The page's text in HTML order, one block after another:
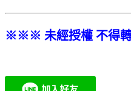
※※※ 未經授權 不得